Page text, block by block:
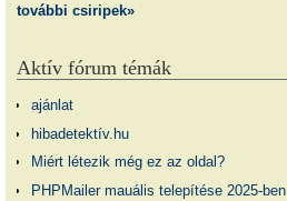
további csiripek»
Aktív fórum témák
ajánlat
hibadetektív.hu
Miért létezik még ez az oldal?
PHPMailer mauális telepítése 2025-ben